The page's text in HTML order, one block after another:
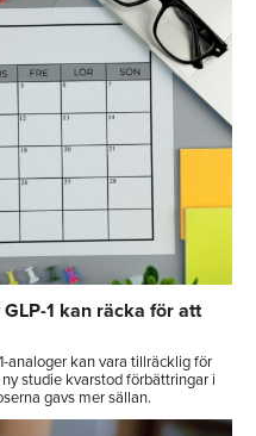
1 kan räcka för att
analoger kan vara tillräcklig för
studie kvarstod förbättringar i
gavs mer sällan.